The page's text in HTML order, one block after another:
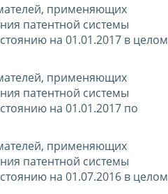
применяющих
патентной системы
на 01.01.2017 в целом
применяющих
патентной системы
на 01.01.2017 по
применяющих
патентной системы
на 01.07.2016 в целом